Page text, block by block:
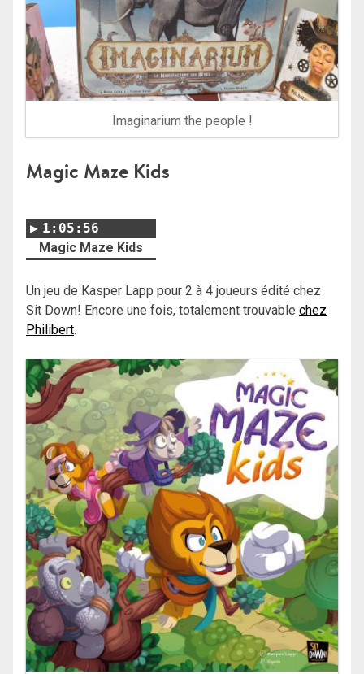
Imaginarium the people !
Magic Maze Kids
1:05:56
Magic Maze Kids
Un jeu de Kasper Lapp pour 2 à 4 joueurs édité chez
Sit Down! Encore une fois, totalement trouvable chez
Philibert.